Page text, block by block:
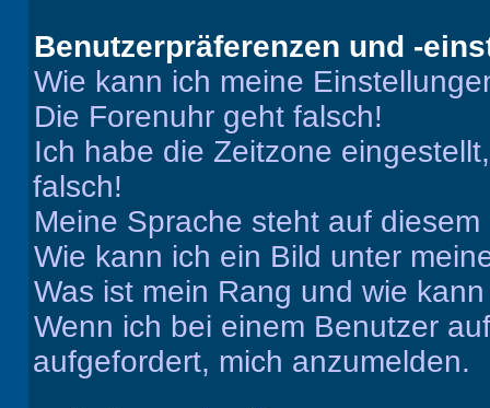
Benutzerpräferenzen und -
Wie kann ich meine
Die Forenuhr geht falsch!
Ich habe die Zeitzone
falsch!
Meine Sprache steht auf
Wie kann ich ein Bild unter
Was ist mein Rang und wie
Wenn ich bei einem Benutzer
aufgefordert, mich anzumelden.